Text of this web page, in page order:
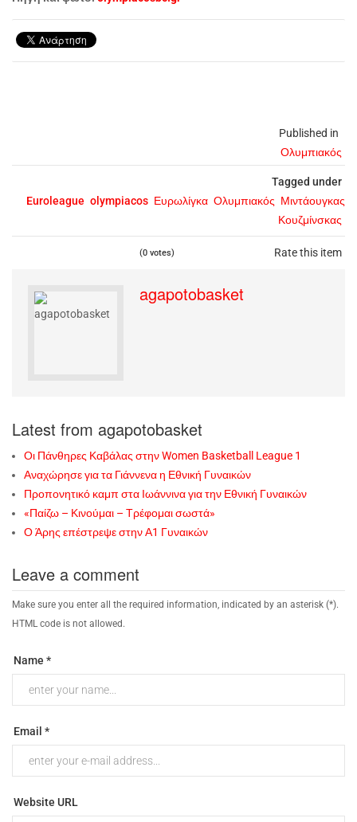
Published in
Ολυμπιακός
Tagged under
Euroleague olympiacos Ευρωλίγκα Ολυμπιακός Μιντάουγκας
Κουζμίνσκας
Rate this item
(0 votes)
agapotobasket
Latest from agapotobasket
Οι Πάνθηρες Καβάλας στην Women Basketball League 1
Αναχώρησε για τα Γιάννενα η Εθνική Γυναικών
Προπονητικό καμπ στα Ιωάννινα για την Εθνική Γυναικών
«Παίζω – Κινούμαι – Τρέφομαι σωστά»
Ο Άρης επέστρεψε στην Α1 Γυναικών
Leave a comment
Make sure you enter all the required information, indicated by an asterisk (*).
HTML code is not allowed.
Name *
Email *
Website URL